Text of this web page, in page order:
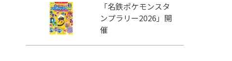
「名鉄ポケモンスタ
ンプラリー2026」開
催